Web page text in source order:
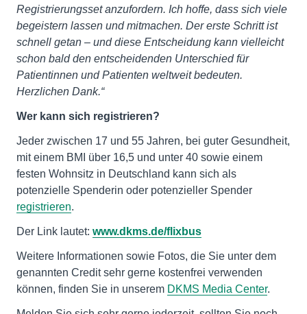
Registrierungsset anzufordern. Ich hoffe, dass sich viele
begeistern lassen und mitmachen. Der erste Schritt ist
schnell getan – und diese Entscheidung kann vielleicht
schon bald den entscheidenden Unterschied für
Patientinnen und Patienten weltweit bedeuten.
Herzlichen Dank.“
Wer kann sich registrieren?
Jeder zwischen 17 und 55 Jahren, bei guter Gesundheit,
mit einem BMI über 16,5 und unter 40 sowie einem
festen Wohnsitz in Deutschland kann sich als
potenzielle Spenderin oder potenzieller Spender
registrieren.
Der Link lautet: www.dkms.de/flixbus
Weitere Informationen sowie Fotos, die Sie unter dem
genannten Credit sehr gerne kostenfrei verwenden
können, finden Sie in unserem DKMS Media Center.